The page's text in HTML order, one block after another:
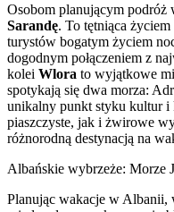
Osobom planującym podróż
Sarandę. To tętniąca
turystów bogatym życiem
dogodnym połączeniem z
kolei Wlora to wyjątkowe
spotykają się dwa morza:
unikalny punkt styku kultur i
piaszczyste, jak i żwirowe
różnorodną destynacją na
Albańskie wybrzeże: Morze
Planując wakacje w Albanii,